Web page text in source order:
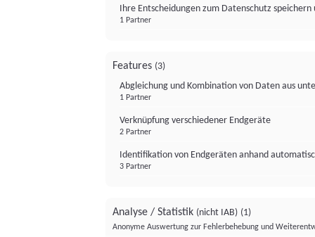
Ihre Entscheidungen zum Datenschutz
1 Partner
Features (3)
Abgleichung und Kombination von Daten aus
1 Partner
Verknüpfung verschiedener Endgeräte
2 Partner
Identifikation von Endgeräten anhand
3 Partner
Analyse / Statistik (nicht IAB) (1)
Anonyme Auswertung zur Fehlerbehebung und